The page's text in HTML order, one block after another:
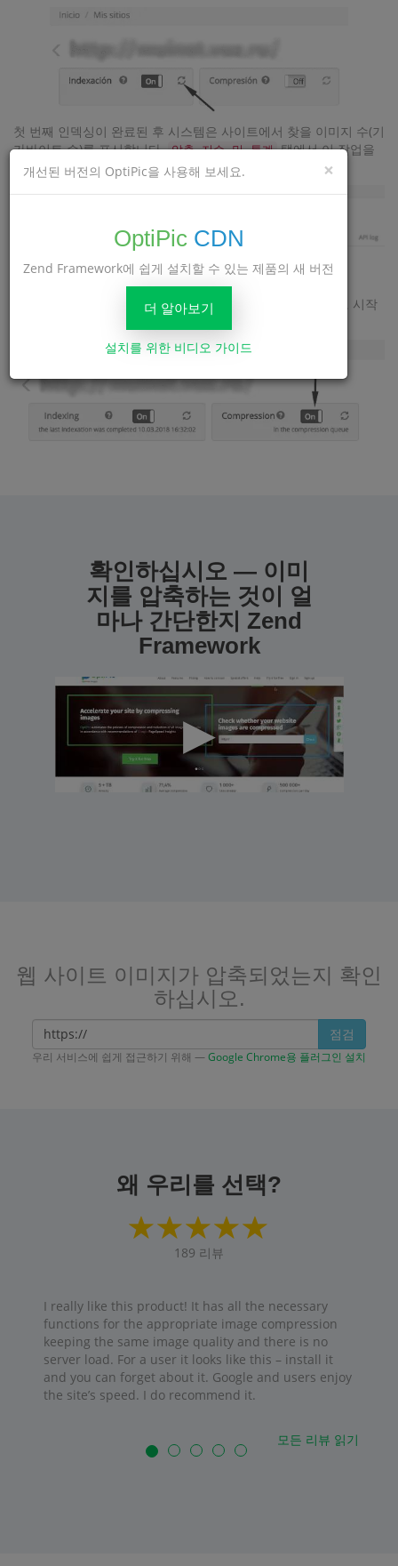
첫 번째 인덱싱이 완료된 후 시스템은 사이트에서 찾을 이미지 수(기
가바이트 수)를 표시합니다. 압축 지수 및 통계 탭에서 이 작업을
수행할 수 있습니다.
이제 사이트에 이미지 수가 있으면필요한 패키지를 구입
하고 시작
확인하십시오 — 이미
지를 압축하는 것이 얼
마나 간단한지 Zend
Framework
웹 사이트 이미지가 압축되었는지 확인
하십시오.
점검
우리 서비스에 쉽게 접근하기 위해 —Google Chrome용 플러그인 설치
왜 우리를 선택?
189 리뷰
I really like this product! It has all the necessary
functions for the appropriate image compression
keeping the same image quality and there is no
server load. For a user it looks like this – install it
and you can forget about it. Google and users enjoy
the site’s speed. I do recommend it.
모든 리뷰 읽기
×
개선된 버전의 OptiPic을 사용해 보세요.
OptiPic CDN
Zend Framework에 쉽게 설치할 수 있는 제품의 새 버전
더 알아보기
설치를 위한 비디오 가이드